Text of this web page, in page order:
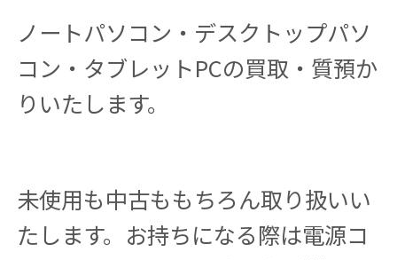
ノートパソコン・デスクトップパソ
コン・タブレットPCの買取・質預か
りいたします。
未使用も中古ももちろん取り扱いい
たします。お持ちになる際は電源コ